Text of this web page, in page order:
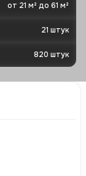
от 21 м² до 61 м²
21 штук
820 штук